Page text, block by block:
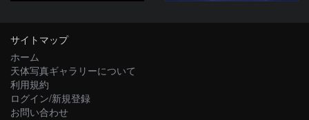
サイトマップ
ホーム
天体写真ギャラリーについて
利用規約
ログイン/新規登録
お問い合わせ